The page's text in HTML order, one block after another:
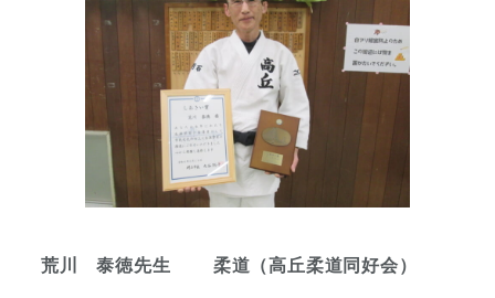
荒川 泰徳先生 柔道（高丘柔道同好会）